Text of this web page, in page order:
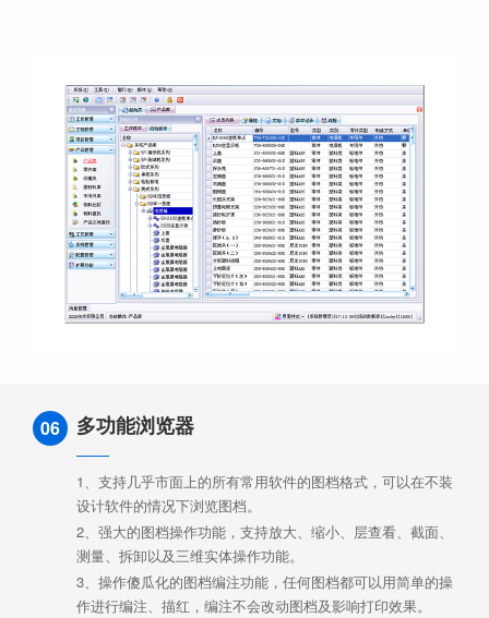
06 多功能浏览器
1、支持几乎市面上的所有常用软件的图档格式，可以在不装
设计软件的情况下浏览图档。
2、强大的图档操作功能，支持放大、缩小、层查看、截面、
测量、拆卸以及三维实体操作功能。
3、操作傻瓜化的图档编注功能，任何图档都可以用简单的操
作进行编注、描红，编注不会改动图档及影响打印效果。